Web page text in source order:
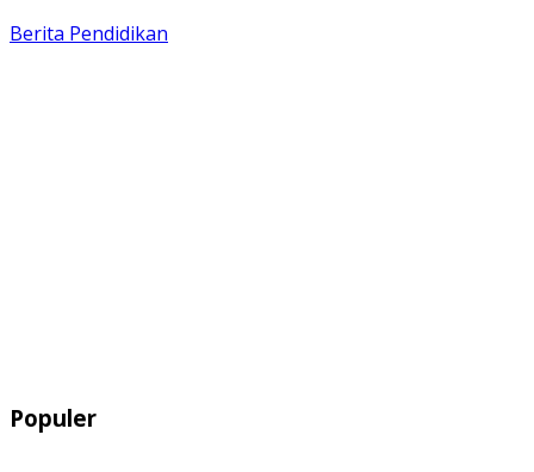
Berita Pendidikan
Populer